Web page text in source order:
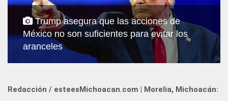
Trump asegura que las acciones de
México no son suficientes para evitar los
aranceles
Redacción / esteesMichoacan.com | Morelia, Michoacán: